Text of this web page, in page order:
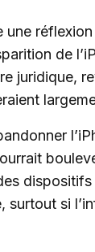
une
de
juridique,
si